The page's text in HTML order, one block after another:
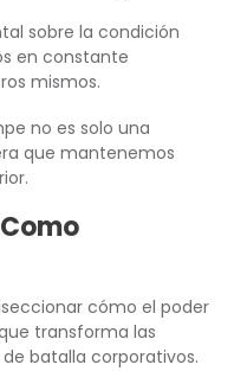
sobre la condición
en constante
mismos.
no es solo una
que mantenemos
cómo el poder
transforma las
batalla corporativos.